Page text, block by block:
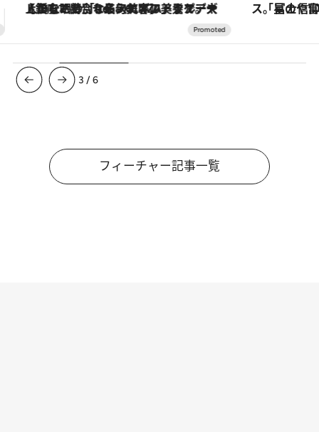
「星のや富士」でデジタルデトックス。冨士信仰の歴史を辿り、心身を調える。 ヴァシュロン・コンスタンタ
3 /6
フィーチャー記事一覧